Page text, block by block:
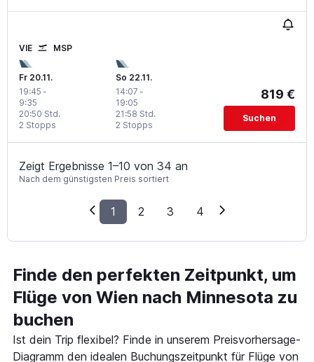
VIE MSP
Fr 20.11.
19:45 -
9:35
2 Stopps
20:50 Std.
So 22.11.
14:07 -
19:05
2 Stopps
21:58 Std.
819 €
Suchen
Zeigt Ergebnisse 1–10 von 34 an
Nach dem günstigsten Preis sortiert
1 2 3 4
Finde den perfekten Zeitpunkt, um
Flüge von Wien nach Minnesota zu
buchen
Ist dein Trip flexibel? Finde in unserem Preisvorhersage-
Diagramm den idealen Buchungszeitpunkt für Flüge von